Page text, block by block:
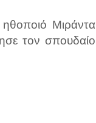
Μιράντα
τον σπουδαίο